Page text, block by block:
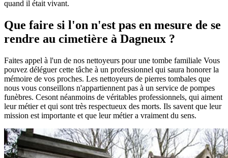
quand il était vivant.
Que faire si l'on n'est pas en mesure de se
rendre au cimetière à Dagneux ?
Faites appel à l'un de nos nettoyeurs pour une tombe familiale Vous
pouvez déléguer cette tâche à un professionnel qui saura honorer la
mémoire de vos proches. Les nettoyeurs de pierres tombales que
nous vous conseillons n'appartiennent pas à un service de pompes
funèbres. Cesont néanmoins de véritables professionnels, qui aiment
leur métier et qui sont très respectueux des morts. Ils savent que leur
mission est importante et que leur métier a vraiment du sens.